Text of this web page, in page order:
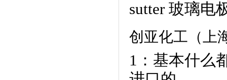
sutter 玻璃电
创亚化工（上
1：基本什么